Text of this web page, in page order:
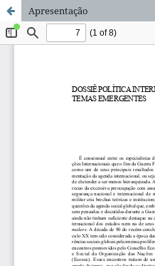
Apresentação